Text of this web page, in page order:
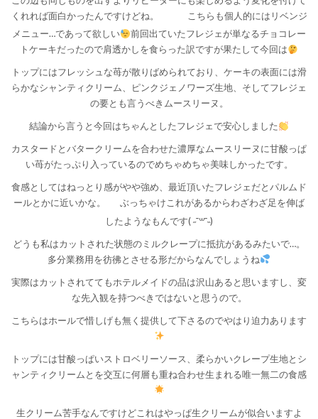
くれれば面白かったんですけどね。
こちらも個人的にはリベンジ
メニュー…であって欲しい
前回出ていたフレジェが単なるチョコレー
トケーキだったので肩透かしを食らった訳ですが果たして今回は
トップにはフレッシュな苺が散りばめられており、ケーキの表面には滑
らかなシャンティクリーム、ピンクジェノワーズ生地、そしてフレジェ
の要とも言うべきムースリーヌ。
結論から言うと今回はちゃんとしたフレジェで安心しました
カスタードとバタークリームを合わせた濃厚なムースリーヌに甘酸っぱ
い苺がたっぷり入っているのでめちゃめちゃ美味しかったです。
食感としてはねっとり感がやや強め、最近頂いたフレジェだとパルムド
ールとかに近いかな。
ぶっちゃけこれがあるからわざわざ足を伸ば
したようなもんです( ˶¯꒳¯˵)
どうも私はカットされた状態のミルクレープに抵抗があるみたいで…。
多分業務用を彷彿とさせる形だからなんでしょうね
実際はカットされててもホテルメイドの品は沢山あると思いますし、変
な先入観を持つべきではないと思うので。
こちらはホールで惜しげも無く提供して下さるのでやはり迫力あります
トップには甘酸っぱいストロベリーソース、柔らかいクレープ生地とシ
ャンティクリームとを交互に何層も重ね合わせ生まれる唯一無二の食感
生クリーム苦手なんですけどこれはやっぱ生クリームが似合いますよ